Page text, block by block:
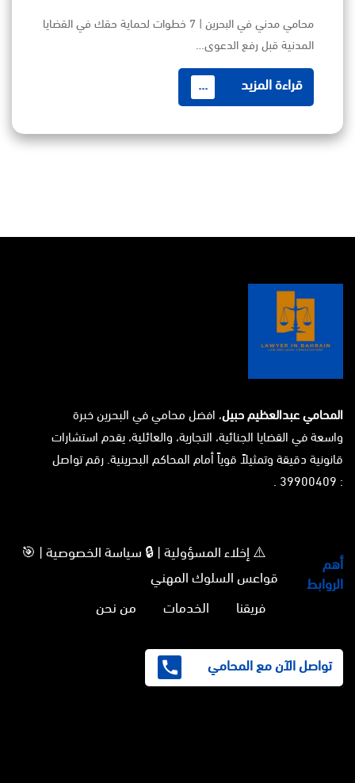
محامي مدني في البحرين | 7 خطوات لحماية حقك في القضايا
المدنية قبل رفع الدعوى…
قراءة المزيد ...
المحامي عبدالعظيم حبيل، افضل محامي في البحرين خبرة
واسعة في القضايا الجنائية، التجارية، والعائلية، يقدم استشارات
قانونية دقيقة وتمثيلاً قوياً أمام المحاكم البحرينية. رقم تواصل
: 39900409 .
أهم
الروابط
⚠️ إخلاء المسؤولية | 🔒 سياسة الخصوصية | 🎯
قواعس السلوك المهني
فريقنا
الخدمات من نحن
تواصل الآن مع المحامي